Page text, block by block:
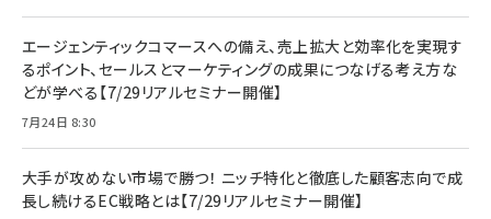
エージェンティックコマースへの備え、売上拡大と効率化を実現す
るポイント、セールスとマーケティングの成果につなげる考え方な
どが学べる【7/29リアルセミナー開催】
7月24日 8:30
大手が攻めない市場で勝つ！ ニッチ特化と徹底した顧客志向で成
長し続けるEC戦略とは【7/29リアルセミナー開催】